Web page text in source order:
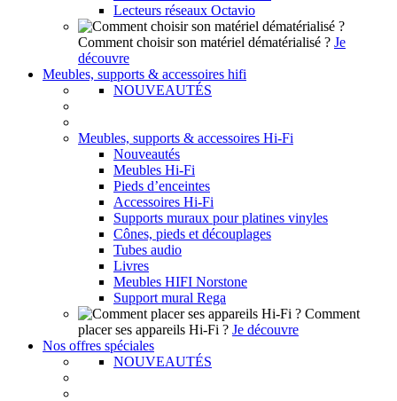
Lecteurs réseaux Octavio
Comment choisir son matériel dématérialisé ? Je
découvre
Meubles, supports & accessoires hifi
NOUVEAUTÉS
Meubles, supports & accessoires Hi-Fi
Nouveautés
Meubles Hi-Fi
Pieds d’enceintes
Accessoires Hi-Fi
Supports muraux pour platines vinyles
Cônes, pieds et découplages
Tubes audio
Livres
Meubles HIFI Norstone
Support mural Rega
Comment
placer ses appareils Hi-Fi ? Je découvre
Nos offres spéciales
NOUVEAUTÉS